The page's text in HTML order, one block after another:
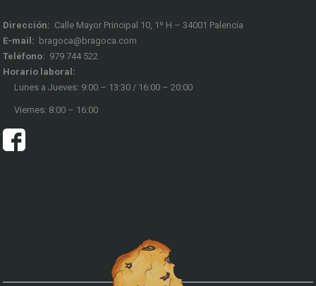
Dirección: Calle Mayor Principal 10, 1º H – 34001 Palencia
E-mail: bragoca@bragoca.com
Teléfono: 979 744 522
Horario laboral:
Lunes a Jueves: 9:00 – 13:30 / 16:00 – 20:00
Viernes: 8:00 – 16:00